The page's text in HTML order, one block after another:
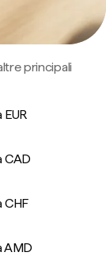
principali
EUR
CAD
CHF
AMD